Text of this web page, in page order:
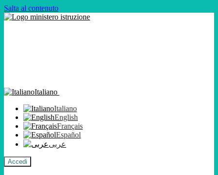
Salta al contenuto
Italiano
Italiano
English
Français
Español
عربى
Accedi